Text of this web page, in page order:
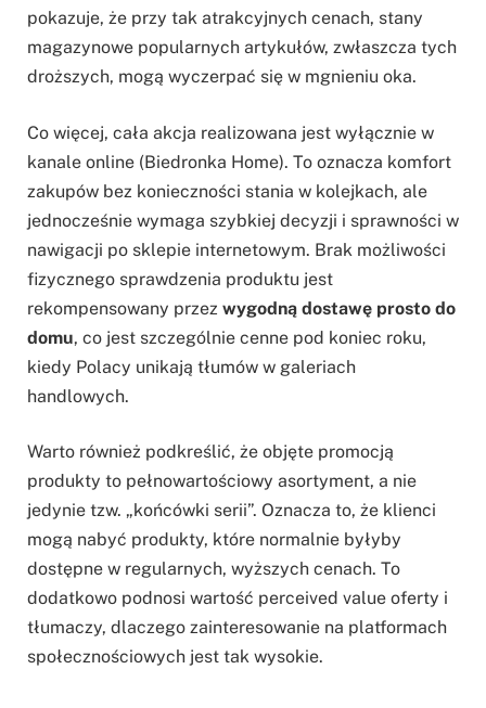
pokazuje, że przy tak atrakcyjnych cenach, stany
magazynowe popularnych artykułów, zwłaszcza tych
droższych, mogą wyczerpać się w mgnieniu oka.
Co więcej, cała akcja realizowana jest wyłącznie w
kanale online (Biedronka Home). To oznacza komfort
zakupów bez konieczności stania w kolejkach, ale
jednocześnie wymaga szybkiej decyzji i sprawności w
nawigacji po sklepie internetowym. Brak możliwości
fizycznego sprawdzenia produktu jest
rekompensowany przez wygodną dostawę prosto do
domu, co jest szczególnie cenne pod koniec roku,
kiedy Polacy unikają tłumów w galeriach
handlowych.
Warto również podkreślić, że objęte promocją
produkty to pełnowartościowy asortyment, a nie
jedynie tzw. „końcówki serii”. Oznacza to, że klienci
mogą nabyć produkty, które normalnie byłyby
dostępne w regularnych, wyższych cenach. To
dodatkowo podnosi wartość perceived value oferty i
tłumaczy, dlaczego zainteresowanie na platformach
społecznościowych jest tak wysokie.